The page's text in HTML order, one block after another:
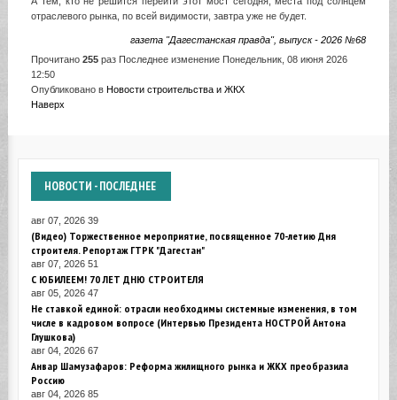
отраслевого рынка, по всей видимости, завтра уже не будет.
газета "Дагестанская правда", выпуск - 2026 №68
Прочитано 255раз Последнее изменение Понедельник, 08 июня 2026
12:50
Опубликовано в Новости строительства и ЖКХ
Наверх
НОВОСТИ - ПОСЛЕДНЕЕ
авг 07, 2026 39
(Видео) Торжественное мероприятие, посвященное 70-летию Дня
строителя. Репортаж ГТРК "Дагестан"
авг 07, 2026 51
С ЮБИЛЕЕМ! 70 ЛЕТ ДНЮ СТРОИТЕЛЯ
авг 05, 2026 47
Не ставкой единой: отрасли необходимы системные изменения, в том
числе в кадровом вопросе (Интервью Президента НОСТРОЙ Антона
Глушкова)
авг 04, 2026 67
Анвар Шамузафаров: Реформа жилищного рынка и ЖКХ преобразила
Россию
авг 04, 2026 85